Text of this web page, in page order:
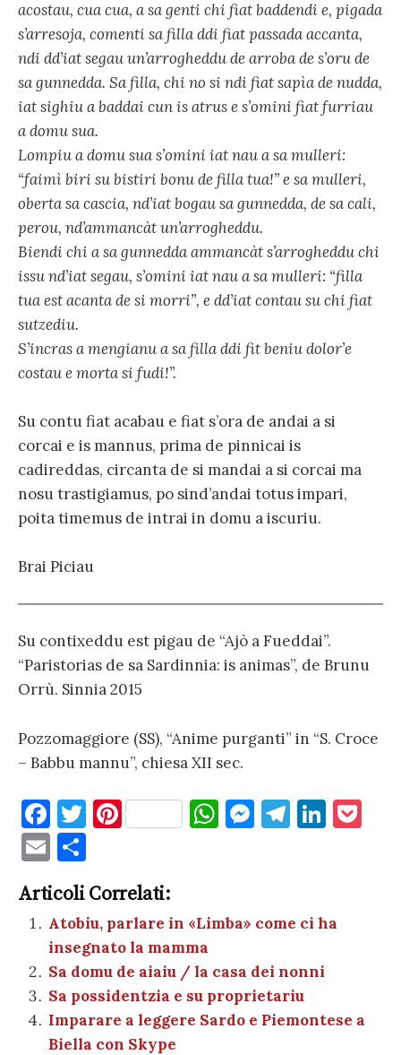
acostau, cua cua, a sa genti chi fiat baddendi e, pigada
s’arresoja, comenti sa filla ddi fiat passada accanta,
ndi dd’iat segau un’arrogheddu de arroba de s’oru de
sa gunnedda. Sa filla, chi no si ndi fiat sapìa de nudda,
iat sighiu a baddai cun is atrus e s’omini fiat furriau
a domu sua.
Lompiu a domu sua s’omini iat nau a sa mulleri:
“faimì biri su bistiri bonu de filla tua!” e sa mulleri,
oberta sa cascia, nd’iat bogau sa gunnedda, de sa cali,
perou, nd’ammancàt un’arrogheddu.
Biendi chi a sa gunnedda ammancàt s’arrogheddu chi
issu nd’iat segau, s’omini iat nau a sa mulleri: “filla
tua est acanta de si morri”, e dd’iat contau su chi fiat
sutzediu.
S’incras a mengianu a sa filla ddi fit beniu dolor’e
costau e morta si fudi!”.
Su contu fiat acabau e fiat s’ora de andai a si
corcai e is mannus, prima de pinnicai is
cadireddas, circanta de si mandai a si corcai ma
nosu trastigiamus, po sind’andai totus impari,
poita timemus de intrai in domu a iscuriu.
Brai Piciau
Su contixeddu est pigau de “Ajò a Fueddai”.
“Paristorias de sa Sardinnia: is animas”, de Brunu
Orrù. Sinnia 2015
Pozzomaggiore (SS), “Anime purganti” in “S. Croce
– Babbu mannu”, chiesa XII sec.
F
a
c
e
b
o
o
k
T
te
r
Pi
es
t
W
A
p
M
g
er
T
a
Li
dI
E
m
ai
l
n
di
vi
di
Articoli Correlati:
Atobiu, parlare in «Limba» come ci ha
insegnato la mamma
Sa domu de aiaiu / la casa dei nonni
Sa possidentzia e su proprietariu
Imparare a leggere Sardo e Piemontese a
Biella con Skype